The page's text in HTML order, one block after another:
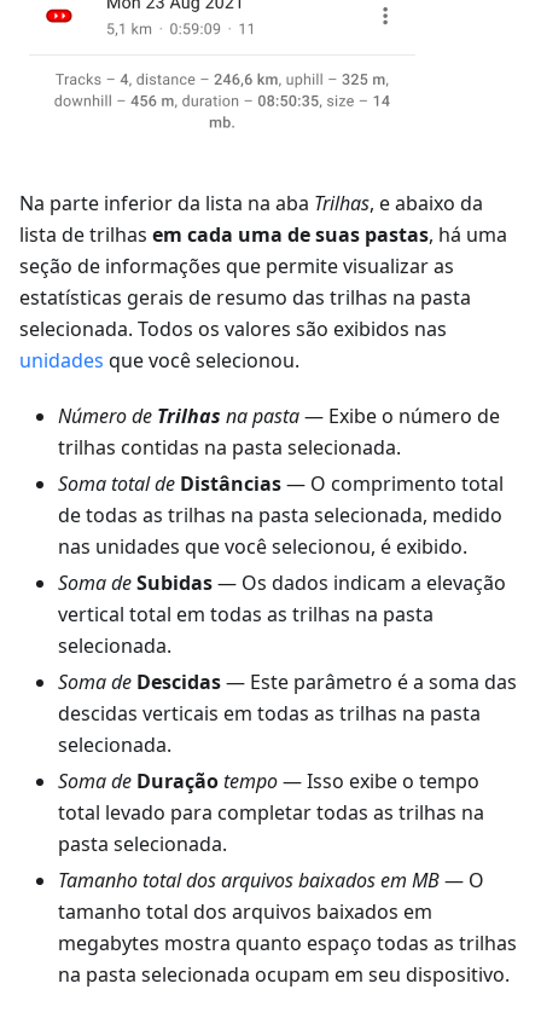
Na parte inferior da lista na aba Trilhas, e abaixo da
lista de trilhas em cada uma de suas pastas, há uma
seção de informações que permite visualizar as
estatísticas gerais de resumo das trilhas na pasta
selecionada. Todos os valores são exibidos nas
unidades que você selecionou.
Número de Trilhas na pasta— Exibe o número de
trilhas contidas na pasta selecionada.
Soma total de Distâncias— O comprimento total
de todas as trilhas na pasta selecionada, medido
nas unidades que você selecionou, é exibido.
Soma deSubidas— Os dados indicam a elevação
vertical total em todas as trilhas na pasta
selecionada.
Soma de Descidas— Este parâmetro é a soma das
descidas verticais em todas as trilhas na pasta
selecionada.
Soma de Duraçãotempo— Isso exibe o tempo
total levado para completar todas as trilhas na
pasta selecionada.
Tamanho total dos arquivos baixados em MB— O
tamanho total dos arquivos baixados em
megabytes mostra quanto espaço todas as trilhas
na pasta selecionada ocupam em seu dispositivo.